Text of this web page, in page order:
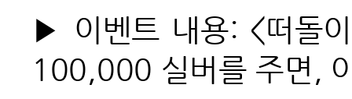
▶ 이벤트 내용: <떠돌
100,000 실버를 주면,